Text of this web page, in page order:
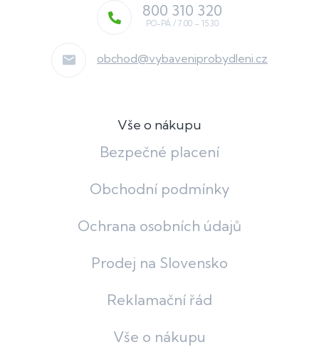
obchod@vybaveniprobydleni.cz
800 310 320
Vše o nákupu
Bezpečné placení
Obchodní podmínky
Ochrana osobních údajů
Prodej na Slovensko
Reklamační řád
Vše o nákupu